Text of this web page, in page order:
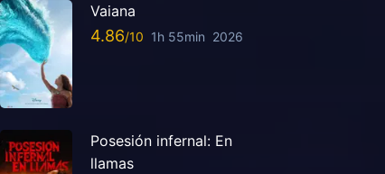
Vaiana
4.86 1h 55min 2026
Posesión infernal: En
llamas